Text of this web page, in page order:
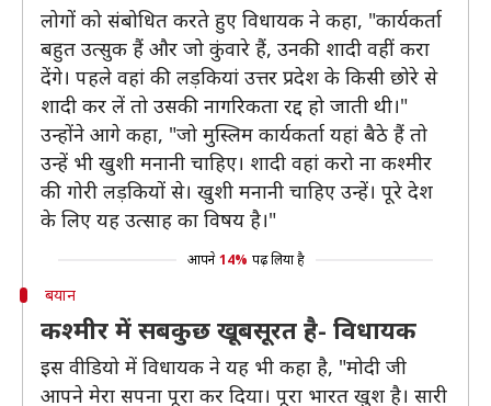
लोगों को संबोधित करते हुए विधायक ने कहा, "कार्यकर्ता
बहुत उत्सुक हैं और जो कुंवारे हैं, उनकी शादी वहीं करा
देंगे। पहले वहां की लड़कियां उत्तर प्रदेश के किसी छोरे से
शादी कर लें तो उसकी नागरिकता रद्द हो जाती थी।"
उन्होंने आगे कहा, "जो मुस्लिम कार्यकर्ता यहां बैठे हैं तो
उन्हें भी खुशी मनानी चाहिए। शादी वहां करो ना कश्मीर
की गोरी लड़कियों से। खुशी मनानी चाहिए उन्हें। पूरे देश
के लिए यह उत्साह का विषय है।"
आपने 14% पढ़ लिया है
बयान
कश्मीर में सबकुछ खूबसूरत है- विधायक
इस वीडियो में विधायक ने यह भी कहा है, "मोदी जी
आपने मेरा सपना पूरा कर दिया। पूरा भारत खुश है। सारी